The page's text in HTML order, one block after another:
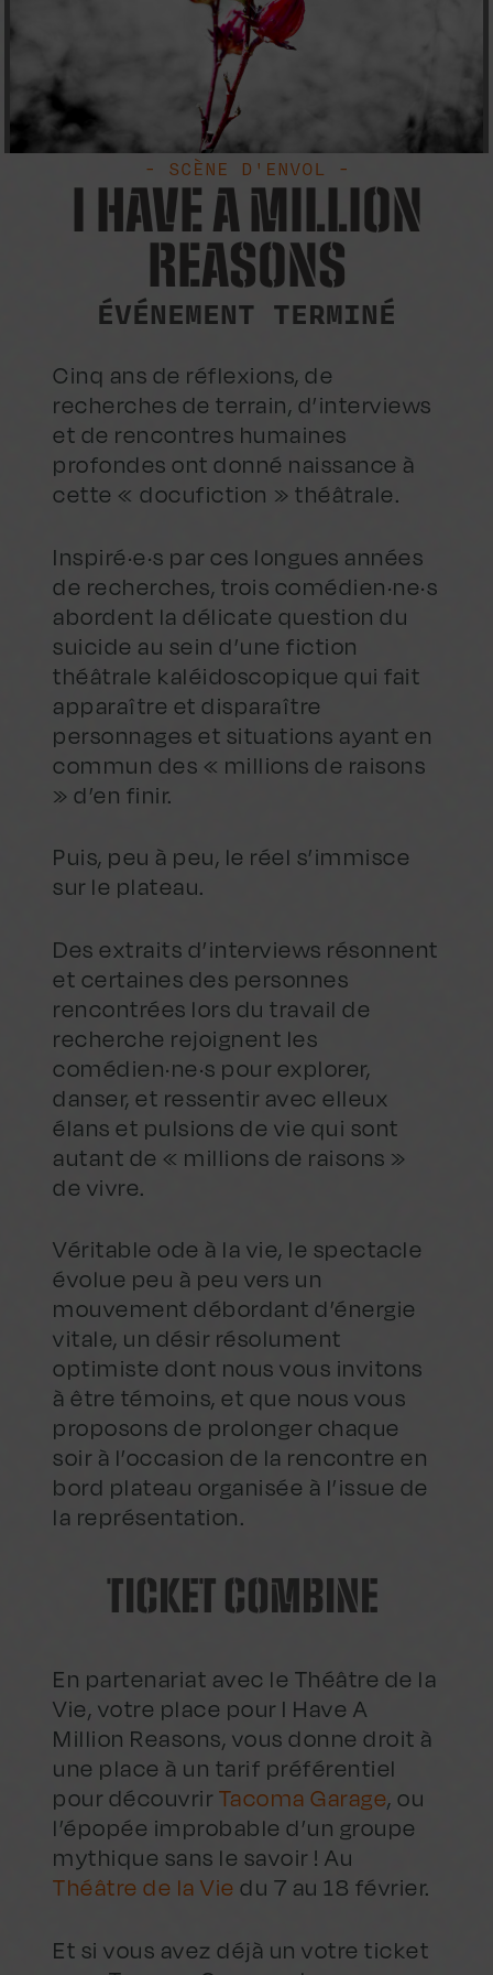
- SCÈNE D'ENVOL -
I HAVE A MILLION
REASONS
ÉVÉNEMENT TERMINÉ
Cinq ans de réflexions, de
recherches de terrain, d’interviews
et de rencontres humaines
profondes ont donné naissance à
cette « docufiction » théâtrale.
Inspiré·e·s par ces longues années
de recherches, trois comédien·ne·s
abordent la délicate question du
suicide au sein d’une fiction
théâtrale kaléidoscopique qui fait
apparaître et disparaître
personnages et situations ayant en
commun des « millions de raisons
» d’en finir.
Puis, peu à peu, le réel s’immisce
sur le plateau.
Des extraits d’interviews résonnent
et certaines des personnes
rencontrées lors du travail de
recherche rejoignent les
comédien·ne·s pour explorer,
danser, et ressentir avec elleux
élans et pulsions de vie qui sont
autant de « millions de raisons »
de vivre.
Véritable ode à la vie, le spectacle
évolue peu à peu vers un
mouvement débordant d’énergie
vitale, un désir résolument
optimiste dont nous vous invitons
à être témoins, et que nous vous
proposons de prolonger chaque
soir à l’occasion de la rencontre en
bord plateau organisée à l’issue de
la représentation.
TICKET COMBINE
En partenariat avec le Théâtre de la
Vie, votre place pour I Have A
Million Reasons, vous donne droit à
une place à un tarif préférentiel
pour découvrir Tacoma Garage, ou
l’épopée improbable d’un groupe
mythique sans le savoir ! Au
Théâtre de la Vie du 7 au 18 février.
Et si vous avez déjà un votre ticket